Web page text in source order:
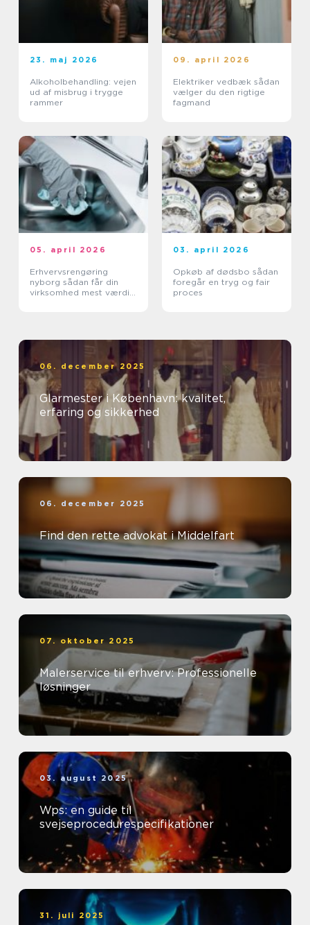
23. maj 2026
Alkoholbehandling: vejen
ud af misbrug i trygge
rammer
09. april 2026
Elektriker vedbæk sådan
vælger du den rigtige
fagmand
05. april 2026
Erhvervsrengøring
nyborg sådan får din
virksomhed mest værdi
03. april 2026
Opkøb af dødsbo sådan
foregår en tryg og fair
proces
06. december 2025
Glarmester i København: kvalitet,
erfaring og sikkerhed
06. december 2025
Find den rette advokat i Middelfart
07. oktober 2025
Malerservice til erhverv: Professionelle
løsninger
03. august 2025
Wps: en guide til
svejseprocedurespecifikationer
31. juli 2025